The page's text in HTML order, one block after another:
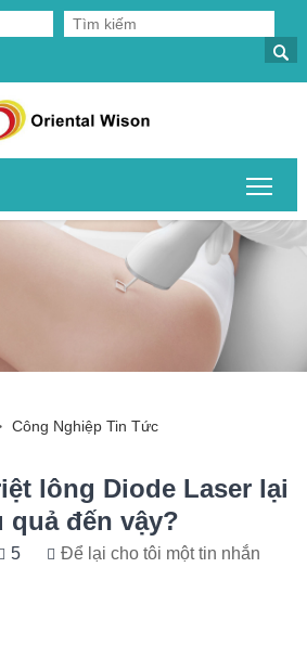

Công Nghiệp Tin Tức
lông Diode Laser lại
quả đến vậy?
5 Để lại cho tôi một tin nhắn